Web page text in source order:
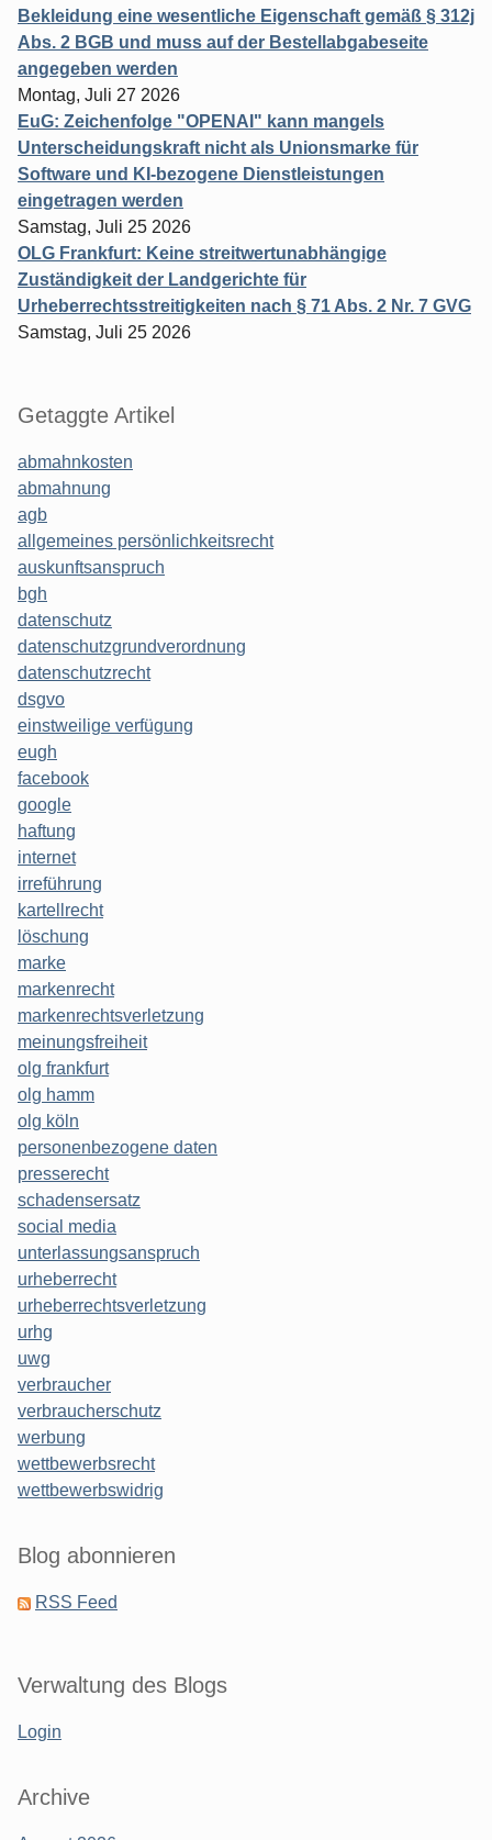
Bekleidung eine wesentliche Eigenschaft gemäß § 312j
Abs. 2 BGB und muss auf der Bestellabgabeseite
angegeben werden
Montag, Juli 27 2026
EuG: Zeichenfolge "OPENAI" kann mangels
Unterscheidungskraft nicht als Unionsmarke für
Software und KI-bezogene Dienstleistungen
eingetragen werden
Samstag, Juli 25 2026
OLG Frankfurt: Keine streitwertunabhängige
Zuständigkeit der Landgerichte für
Urheberrechtsstreitigkeiten nach § 71 Abs. 2 Nr. 7 GVG
Samstag, Juli 25 2026
Getaggte Artikel
abmahnkosten
abmahnung
agb
allgemeines persönlichkeitsrecht
auskunftsanspruch
bgh
datenschutz
datenschutzgrundverordnung
datenschutzrecht
dsgvo
einstweilige verfügung
eugh
facebook
google
haftung
internet
irreführung
kartellrecht
löschung
marke
markenrecht
markenrechtsverletzung
meinungsfreiheit
olg frankfurt
olg hamm
olg köln
personenbezogene daten
presserecht
schadensersatz
social media
unterlassungsanspruch
urheberrecht
urheberrechtsverletzung
urhg
uwg
verbraucher
verbraucherschutz
werbung
wettbewerbsrecht
wettbewerbswidrig
Blog abonnieren
RSS Feed
Verwaltung des Blogs
Login
Archive